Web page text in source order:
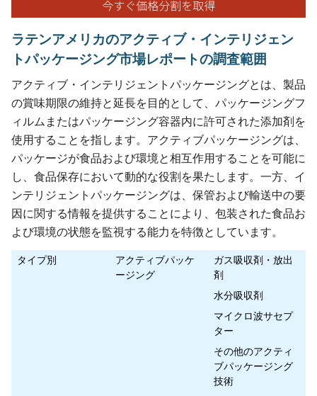
ラテンアメリカのアクティブ・インテリジェン
トパッケージング市場レポートの調査範囲
アクティブ・インテリジェントパッケージングとは、製品
の賞味期限の維持と延長を目的として、パッケージングフ
ィルムまたはパッケージング容器内に許可された添加剤を
使用することを指します。アクティブパッケージングは、
パッケージが食品および環境と相互作用することを可能に
し、食品保存において動的な役割を果たします。一方、イ
ンテリジェントパッケージングは、保管および輸送中の要
因に関する情報を提供することにより、包装された食品お
よび環境の状態を監視する能力を特徴としています。
タイプ別
アクティブパッケ
ージング
ガス吸収剤・放出
剤
水分吸収剤
マイクロ波サセプ
ター
その他のアクティ
ブパッケージング
技術